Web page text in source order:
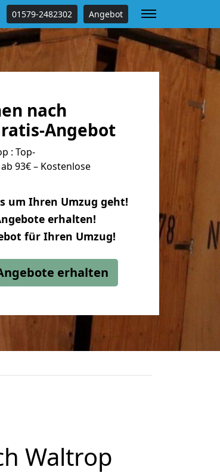
01579-2482302 Angebot
nach
Angebot
: Top-
93€ – Kostenlose
um Ihren Umzug geht!
erhalten!
für Ihren Umzug!
erhalten
Waltrop